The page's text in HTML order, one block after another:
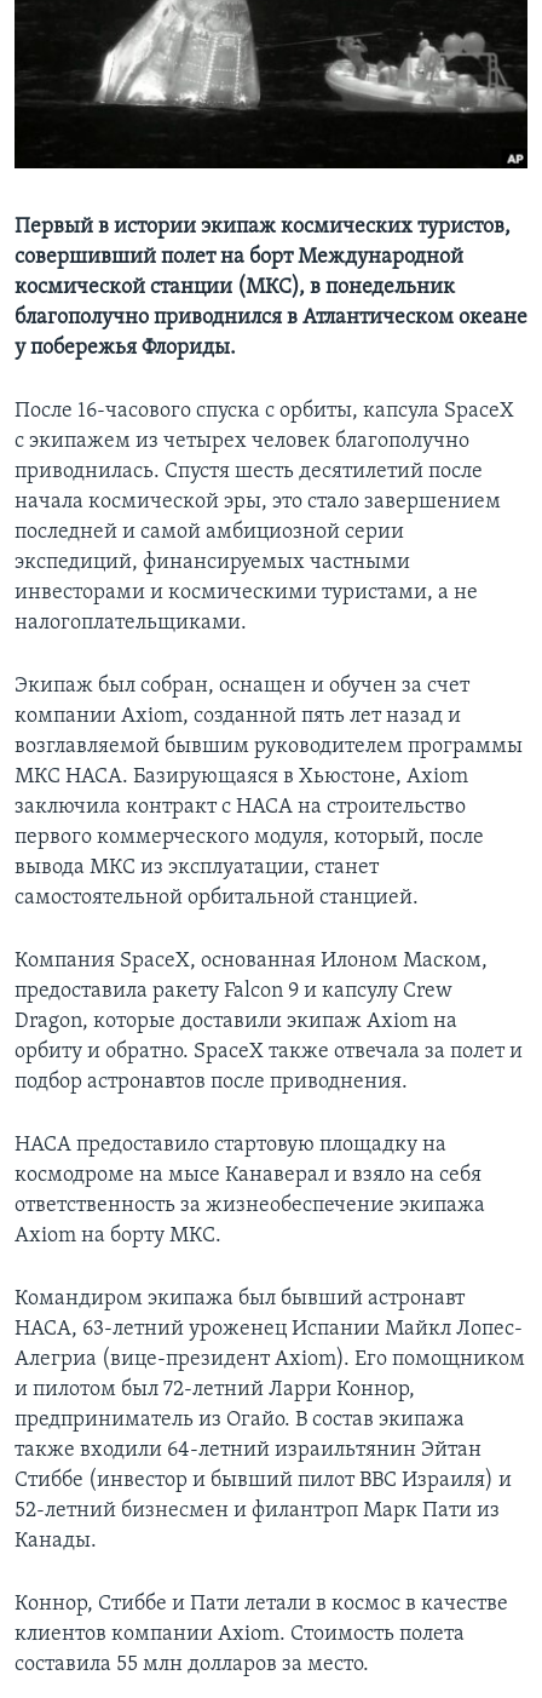
Learning English
СОЦИАЛЬНЫЕ СЕТИ
Языки
Первый в истории экипаж космических туристов,
совершивший полет на борт Международной
космической станции (МКС), в понедельник
благополучно приводнился в Атлантическом океане
у побережья Флориды.
После 16-часового спуска с орбиты, капсула SpaceX
с экипажем из четырех человек благополучно
приводнилась. Спустя шесть десятилетий после
начала космической эры, это стало завершением
последней и самой амбициозной серии
экспедиций, финансируемых частными
инвесторами и космическими туристами, а не
налогоплательщиками.
Экипаж был собран, оснащен и обучен за счет
компании Axiom, созданной пять лет назад и
возглавляемой бывшим руководителем программы
МКС НАСА. Базирующаяся в Хьюстоне, Axiom
заключила контракт с НАСА на строительство
первого коммерческого модуля, который, после
вывода МКС из эксплуатации, станет
самостоятельной орбитальной станцией.
Компания SpaceX, основанная Илоном Маском,
предоставила ракету Falcon 9 и капсулу Crew
Dragon, которые доставили экипаж Axiom на
орбиту и обратно. SpaceX также отвечала за полет и
подбор астронавтов после приводнения.
НАСА предоставило стартовую площадку на
космодроме на мысе Канаверал и взяло на себя
ответственность за жизнеобеспечение экипажа
Axiom на борту МКС.
Командиром экипажа был бывший астронавт
НАСА, 63-летний уроженец Испании Майкл Лопес-
Алегриа (вице-президент Axiom). Его помощником
и пилотом был 72-летний Ларри Коннор,
предприниматель из Огайо. В состав экипажа
также входили 64-летний израильтянин Эйтан
Стиббе (инвестор и бывший пилот ВВС Израиля) и
52-летний бизнесмен и филантроп Марк Пати из
Канады.
Коннор, Стиббе и Пати летали в космос в качестве
клиентов компании Axiom. Стоимость полета
составила 55 млн долларов за место.